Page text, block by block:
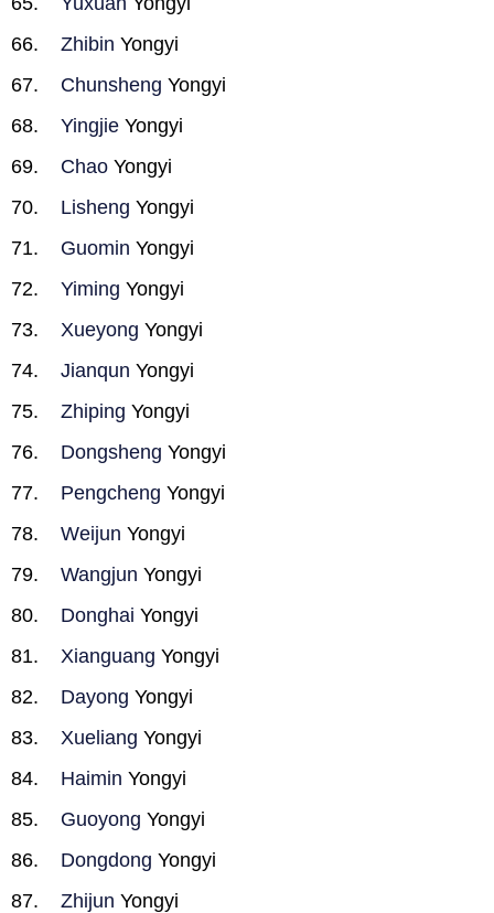
Zhibin Yongyi
Chunsheng Yongyi
Yingjie Yongyi
Chao Yongyi
Lisheng Yongyi
Guomin Yongyi
Yiming Yongyi
Xueyong Yongyi
Jianqun Yongyi
Zhiping Yongyi
Dongsheng Yongyi
Pengcheng Yongyi
Weijun Yongyi
Wangjun Yongyi
Donghai Yongyi
Xianguang Yongyi
Dayong Yongyi
Xueliang Yongyi
Haimin Yongyi
Guoyong Yongyi
Dongdong Yongyi
Zhijun Yongyi